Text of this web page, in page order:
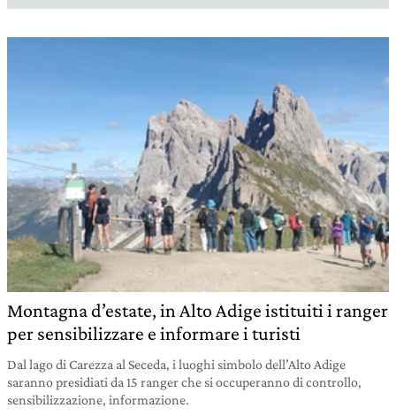
Montagna d’estate, in Alto Adige istituiti i ranger
per sensibilizzare e informare i turisti
Dal lago di Carezza al Seceda, i luoghi simbolo dell’Alto Adige
saranno presidiati da 15 ranger che si occuperanno di controllo,
sensibilizzazione, informazione.